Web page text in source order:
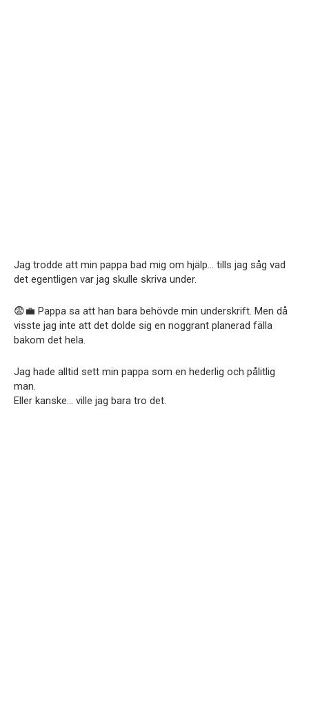
Jag trodde att min pappa bad mig om hjälp… tills jag såg vad
det egentligen var jag skulle skriva under.
😨💼 Pappa sa att han bara behövde min underskrift. Men då
visste jag inte att det dolde sig en noggrant planerad fälla
bakom det hela.
Jag hade alltid sett min pappa som en hederlig och pålitlig
man.
Eller kanske… ville jag bara tro det.